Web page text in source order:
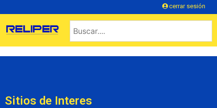
cerrar sesión
Sitios de Interes